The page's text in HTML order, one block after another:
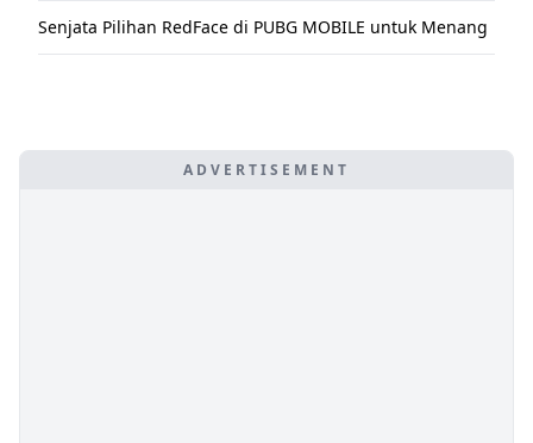
Senjata Pilihan RedFace di PUBG MOBILE untuk Menang
ADVERTISEMENT